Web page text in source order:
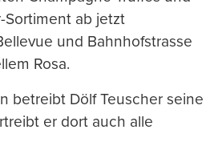
Sortiment ab jetzt
und Bahnhofstrasse
Rosa.
betreibt Dölf Teuscher seine
er dort auch alle